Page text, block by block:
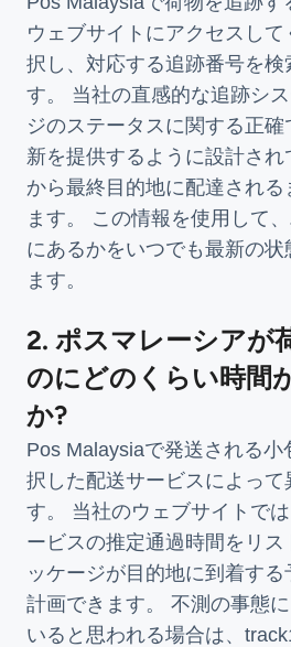
ウェブサイトにアクセスし
択し、対応する追跡番号を検
す。 当社の直感的な追跡シ
ジのステータスに関する正
新を提供するように設計さ
から最終目的地に配達される
ます。 この情報を使用して
にあるかをいつでも最新の状
ます。
2. ポスマレーシアが
のにどのくらい時間
か?
Pos Malaysiaで発送される小
択した配送サービスによって
す。 当社のウェブサイトで
ービスの推定通過時間をリ
ッケージが目的地に到着す
計画できます。 不測の事態
いると思われる場合は、